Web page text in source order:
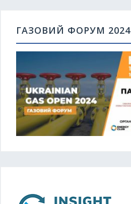
ГАЗОВИЙ ФОРУМ 2024